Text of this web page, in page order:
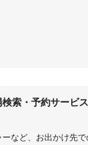
検索・予約サービ
など、お出かけ先